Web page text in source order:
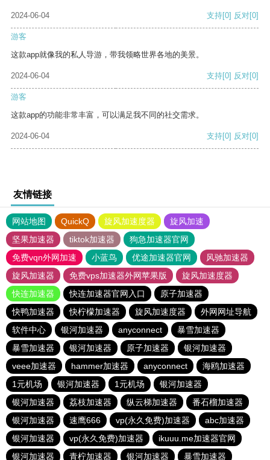
2024-06-04 支持[0] 反对[0]
游客
这款app就像我的私人导游，带我领略世界各地的美景。
2024-06-04 支持[0] 反对[0]
游客
这款app的功能非常丰富，可以满足我不同的社交需求。
2024-06-04 支持[0] 反对[0]
友情链接
网站地图 QuickQ 旋风加速度器
旋风加速
坚果加速器
tiktok加速器
狗急加速器官网
免费vqn外网加速
小蓝鸟 优途加速器官网
风驰加速器
旋风加速器
免费vps加速器外网苹果版
旋风加速度器
快连加速器
快连加速器官网入口
原子加速器
快鸭加速器
快柠檬加速器 旋风加速度器
外网网址导航
软件中心
银河加速器 anyconnect
暴雪加速器
暴雪加速器
银河加速器 原子加速器
银河加速器
veee加速器
hammer加速器 anyconnect
海鸥加速器
1元机场
银河加速器 1元机场
银河加速器
银河加速器
荔枝加速器 纵云梯加速器
番石榴加速器
银河加速器
速鹰666 vp(永久免费)加速器
abc加速器
银河加速器
vp(永久免费)加速器
ikuuu.me加速器官网
银河加速器
青柠加速器 银河加速器 暴雪加速器